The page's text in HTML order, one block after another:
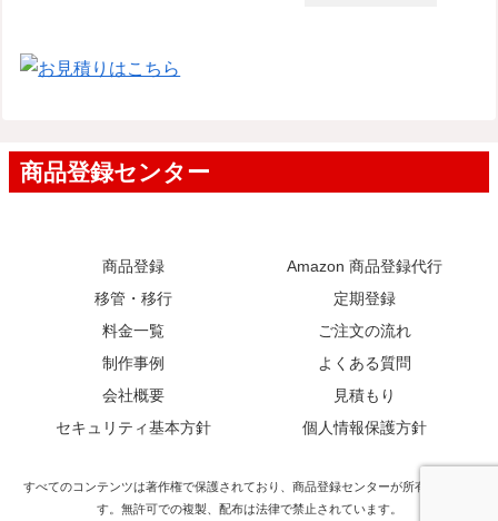
商品登録
Amazon 商品登録代行
移管・移行
定期登録
料金一覧
ご注文の流れ
制作事例
よくある質問
会社概要
見積もり
セキュリティ基本方針
個人情報保護方針
すべてのコンテンツは著作権で保護されており、商品登録センターが所有していま
す。無許可での複製、配布は法律で禁止されています。